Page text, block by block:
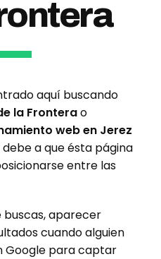
aquí buscando
la Fronterao
web en Jerez
debe a que ésta página
entre las
buscas, aparecer
cuando alguien
Google para captar